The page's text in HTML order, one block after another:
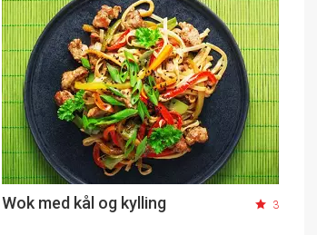
Wok med kål og kylling 3